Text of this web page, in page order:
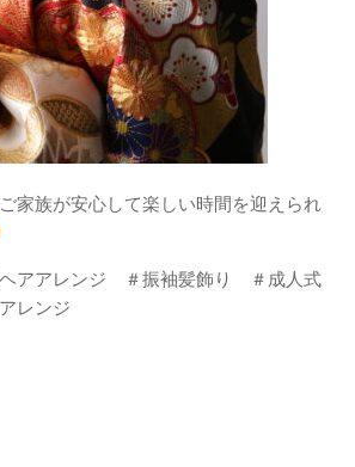
家族が安心して楽しい時間を迎えられ
アアレンジ ＃振袖髪飾り ＃成人式
レンジ